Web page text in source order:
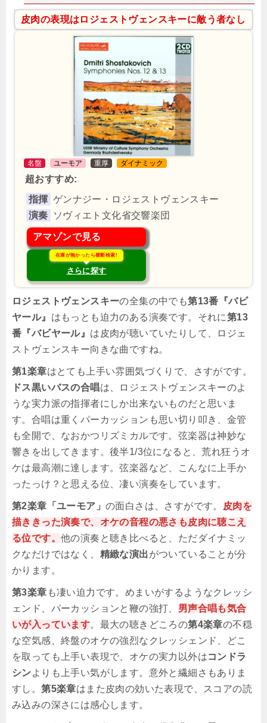
皮肉の表現はロジェストヴェンスキーに敵う者なし
名盤 ユーモア 重厚 ダイナミック
超おすすめ:
指揮 ゲンナジー・ロジェストヴェンスキー
演奏
ソヴィエト文化省交響楽団
アマゾンで見る
在庫が無かったら横断検索!
さらに探す
ロジェストヴェンスキーの全集の中でも第13番『バビ
ヤール』 はもっとも迫力のある演奏です。それに第13
番『バビヤール』 は皮肉が聴いていたりして、ロジェ
ストヴェンスキー向きな曲ですね。
第1楽章はとても上手い雰囲気づくりで、さすがです。
ドス黒いバスの合唱は、ロジェストヴェンスキーのよ
うな実力派の指揮者にしか出来ないものだと思いま
す。合唱は重くパーカッションも思い切り叩き、金管
も全開で、なおかつリズミカルです。弦楽器は神妙な
響きを出してきます。後半1/3位になると、荒れ狂うオ
ケは最高潮に達します。弦楽器など、こんなに上手か
ったっけ？と思える位、凄い演奏をしています。
第2楽章「ユーモア」 の面白さは、さすがです。
皮肉を
描ききった演奏で、オケの音程の悪さも皮肉に聴こえ
る位です。 他の演奏と聴き比べると、ただダイナミッ
クなだけではなく、 精緻な演出がついていることが分
かります。
第3楽章 も凄い迫力です。めまいがするようなクレッシ
ェンド、パーカッションと鞭の強打、 男声合唱も気合
いが入っています。最大の聴きどころの第4楽章の不穏
な空気感、終盤のオケの強烈なクレッシェンド、どこ
を取っても上手い表現で、オケの実力以外はコンドラ
シンよりも上手い気がします。意外と繊細さもありま
すし。第5楽章はまた皮肉の効いた表現で、スコアの読
み込みの深さには感心します。